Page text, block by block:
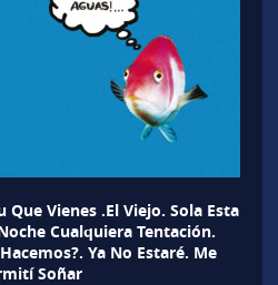
Que Vienes .El Viejo. Sola Esta
Cualquiera Tentación.
Ya No Estaré. Me
Soñar